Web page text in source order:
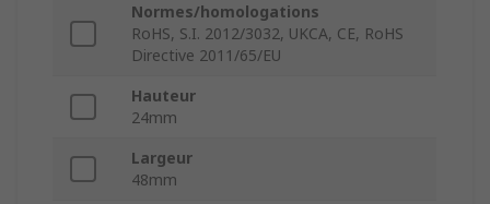
Normes/homologations
RoHS, S.I. 2012/3032, UKCA, CE, RoHS
Directive 2011/65/EU
Hauteur
24mm
Largeur
48mm